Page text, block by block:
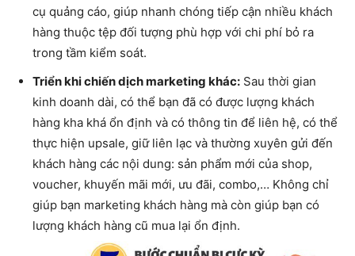
cụ quảng cáo, giúp nhanh chóng tiếp cận nhiều khách
hàng thuộc tệp đối tượng phù hợp với chi phí bỏ ra
trong tầm kiểm soát.
Triển khi chiến dịch marketing khác: Sau thời gian
kinh doanh dài, có thể bạn đã có được lượng khách
hàng kha khá ổn định và có thông tin để liên hệ, có thể
thực hiện upsale, giữ liên lạc và thường xuyên gửi đến
khách hàng các nội dung: sản phẩm mới của shop,
voucher, khuyến mãi mới, ưu đãi, combo,… Không chỉ
giúp bạn marketing khách hàng mà còn giúp bạn có
lượng khách hàng cũ mua lại ổn định.